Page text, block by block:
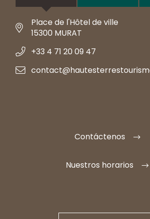
Place de l'Hôtel de ville
15300 MURAT
+33 4 71 20 09 47
Contáctenos
Nuestros horarios